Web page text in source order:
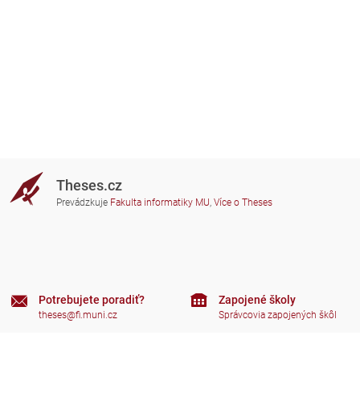
Theses.cz
Prevádzkuje Fakulta informatiky MU, Více o Theses
Potrebujete poradiť?
theses@fi.muni.cz
Zapojené školy
Správcovia zapojených škôl